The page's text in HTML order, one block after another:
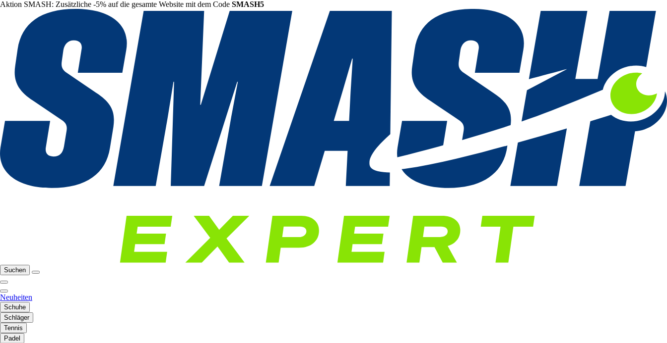
Aktion SMASH: Zusätzliche -5% auf die gesamte Website mit dem Code SMASH5
Suchen
Neuheiten
Schuhe
Schläger
Tennis
Padel